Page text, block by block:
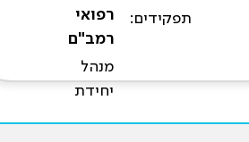
תפקידים:
רפואי
רמב"ם
מנהל
יחידת